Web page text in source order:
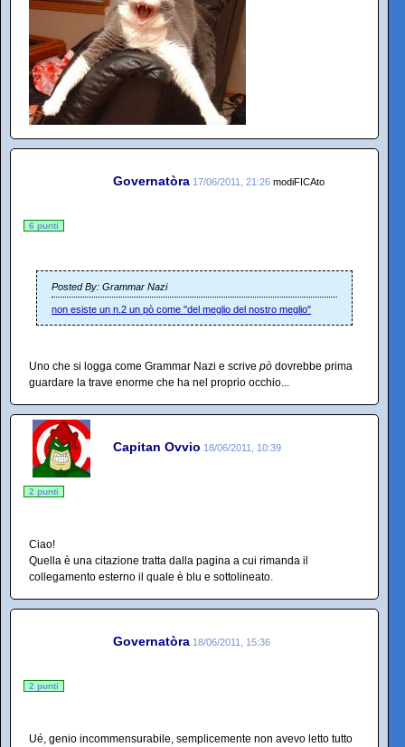
Governatòra 17/06/2011, 21:26 modiFICAto
6 punti
Posted By: Grammar Nazi
non esiste un n.2 un pò come "del meglio del nostro meglio"
Uno che si logga come Grammar Nazi e scrive pò dovrebbe prima
guardare la trave enorme che ha nel proprio occhio...
Capitan Ovvio 18/06/2011, 10:39
2 punti
Ciao!
Quella è una citazione tratta dalla pagina a cui rimanda il
collegamento esterno il quale è blu e sottolineato.
Governatòra 18/06/2011, 15:36
2 punti
Ué, genio incommensurabile, semplicemente non avevo letto tutto